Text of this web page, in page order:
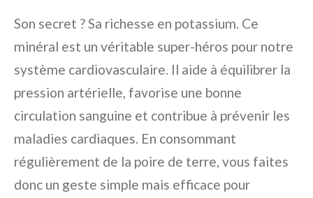
Son secret ? Sa richesse en potassium. Ce
minéral est un véritable super-héros pour notre
système cardiovasculaire. Il aide à équilibrer la
pression artérielle, favorise une bonne
circulation sanguine et contribue à prévenir les
maladies cardiaques. En consommant
régulièrement de la poire de terre, vous faites
donc un geste simple mais efficace pour